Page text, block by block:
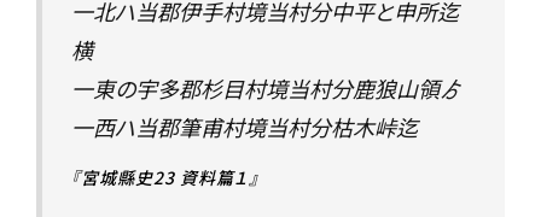
一北ハ当郡伊手村境当村分中平と申所迄
横
一東の宇多郡杉目村境当村分鹿狼山領ゟ
一西ハ当郡筆甫村境当村分枯木峠迄
『宮城縣史23 資料篇１』